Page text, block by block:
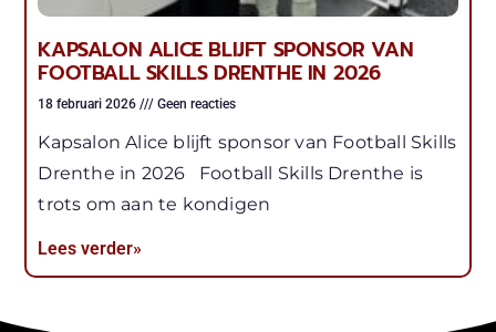
KAPSALON ALICE BLIJFT SPONSOR VAN
FOOTBALL SKILLS DRENTHE IN 2026
18 februari 2026 Geen reacties
Kapsalon Alice blijft sponsor van Football Skills
Drenthe in 2026 Football Skills Drenthe is
trots om aan te kondigen
Lees verder»